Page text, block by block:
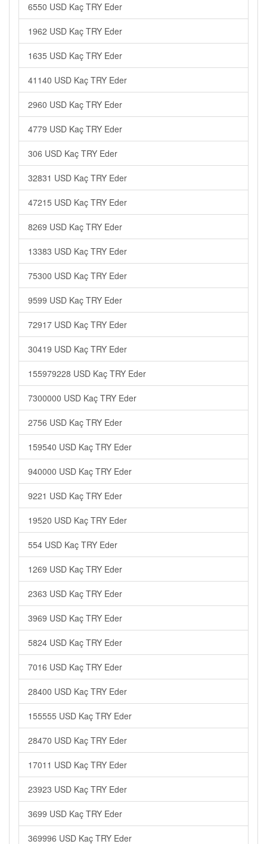
6550 USD Kaç TRY Eder
1962 USD Kaç TRY Eder
1635 USD Kaç TRY Eder
41140 USD Kaç TRY Eder
2960 USD Kaç TRY Eder
4779 USD Kaç TRY Eder
306 USD Kaç TRY Eder
32831 USD Kaç TRY Eder
47215 USD Kaç TRY Eder
8269 USD Kaç TRY Eder
13383 USD Kaç TRY Eder
75300 USD Kaç TRY Eder
9599 USD Kaç TRY Eder
72917 USD Kaç TRY Eder
30419 USD Kaç TRY Eder
155979228 USD Kaç TRY Eder
7300000 USD Kaç TRY Eder
2756 USD Kaç TRY Eder
159540 USD Kaç TRY Eder
940000 USD Kaç TRY Eder
9221 USD Kaç TRY Eder
19520 USD Kaç TRY Eder
554 USD Kaç TRY Eder
1269 USD Kaç TRY Eder
2363 USD Kaç TRY Eder
3969 USD Kaç TRY Eder
5824 USD Kaç TRY Eder
7016 USD Kaç TRY Eder
28400 USD Kaç TRY Eder
155555 USD Kaç TRY Eder
28470 USD Kaç TRY Eder
17011 USD Kaç TRY Eder
23923 USD Kaç TRY Eder
3699 USD Kaç TRY Eder
369996 USD Kaç TRY Eder